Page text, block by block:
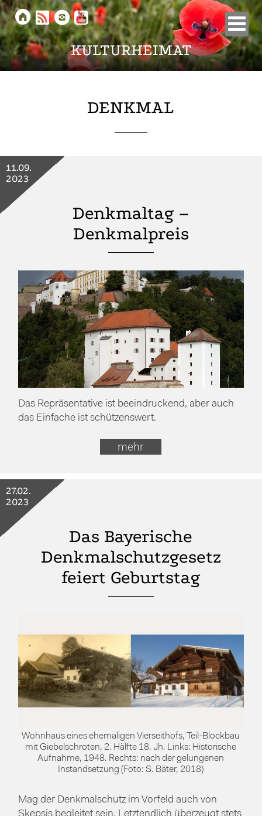
KULTURHEIMAT
    
DENKMAL
Denkmaltag –
Denkmalpreis
11.09.
2023
Das Repräsentative ist beeindruckend, aber auch
das Einfache ist schützenswert.
mehr
Das Bayerische
Denkmalschutzgesetz
feiert Geburtstag
27.02.
2023
Wohnhaus eines ehemaligen Vierseithofs, Teil-Blockbau
mit Giebelschroten, 2. Hälfte 18. Jh. Links: Historische
Aufnahme, 1948. Rechts: nach der gelungenen
Instandsetzung (Foto: S. Bäter, 2018)
Mag der Denkmalschutz im Vorfeld auch von
Skepsis begleitet sein. Letztendlich überzeugt stets